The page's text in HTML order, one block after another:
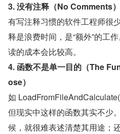
3. 没有注释（No Comments）
有写注释习惯的软件工程师很
释是浪费时间，是“额外”的工
读的成本会比较高。
4. 函数不是单一目的（The
ose）
如
但现实中这样的函数其实不少
候，就很难表述清楚其用途；